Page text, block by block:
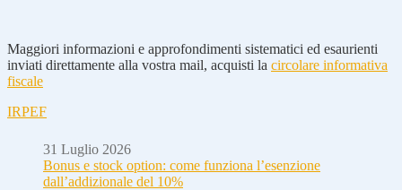
Maggiori informazioni e approfondimenti sistematici ed esaurienti
inviati direttamente alla vostra mail, acquisti la circolare informativa
fiscale
IRPEF
31 Luglio 2026
Bonus e stock option: come funziona l’esenzione
dall’addizionale del 10%